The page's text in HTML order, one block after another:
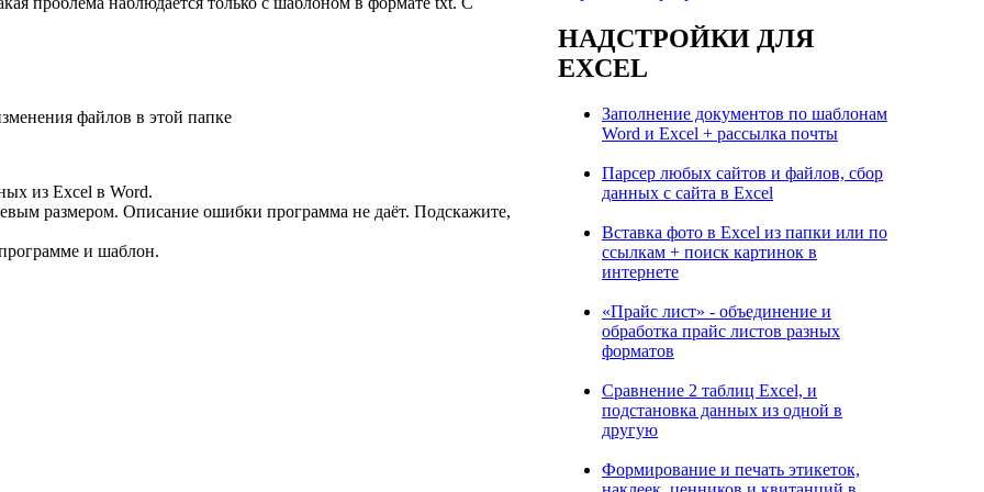
файлов в этой папке
из Excel в Word.
размером. Описание ошибки программа не даёт. Подскажите,
и шаблон.
НАДСТРОЙКИ ДЛЯ
EXCEL
Заполнение документов по шаблонам
Word и Excel + рассылка почты
Парсер любых сайтов и файлов, сбор
данных с сайта в Excel
Вставка фото в Excel из папки или по
ссылкам + поиск картинок в
интернете
«Прайс лист» - объединение и
обработка прайс листов разных
форматов
Сравнение 2 таблиц Excel, и
подстановка данных из одной в
другую
Формирование и печать этикеток,